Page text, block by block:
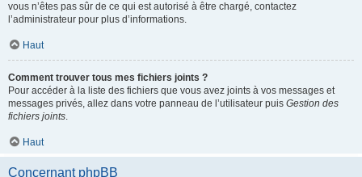
vous n’êtes pas sûr de ce qui est autorisé à être chargé, contactez
l’administrateur pour plus d’informations.
Haut
Comment trouver tous mes fichiers joints ?
Pour accéder à la liste des fichiers que vous avez joints à vos messages et
messages privés, allez dans votre panneau de l’utilisateur puis Gestion des
fichiers joints.
Haut
Concernant phpBB